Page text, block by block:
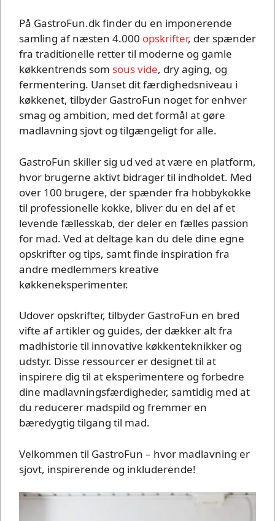
På GastroFun.dk finder du en imponerende
samling af næsten 4.000 opskrifter, der spænder
fra traditionelle retter til moderne og gamle
køkkentrends som sous vide, dry aging, og
fermentering. Uanset dit færdighedsniveau i
køkkenet, tilbyder GastroFun noget for enhver
smag og ambition, med det formål at gøre
madlavning sjovt og tilgængeligt for alle.
GastroFun skiller sig ud ved at være en platform,
hvor brugerne aktivt bidrager til indholdet. Med
over 100 brugere, der spænder fra hobbykokke
til professionelle kokke, bliver du en del af et
levende fællesskab, der deler en fælles passion
for mad. Ved at deltage kan du dele dine egne
opskrifter og tips, samt finde inspiration fra
andre medlemmers kreative
køkkeneksperimenter.
Udover opskrifter, tilbyder GastroFun en bred
vifte af artikler og guides, der dækker alt fra
madhistorie til innovative køkkenteknikker og
udstyr. Disse ressourcer er designet til at
inspirere dig til at eksperimentere og forbedre
dine madlavningsfærdigheder, samtidig med at
du reducerer madspild og fremmer en
bæredygtig tilgang til mad.
Velkommen til GastroFun – hvor madlavning er
sjovt, inspirerende og inkluderende!